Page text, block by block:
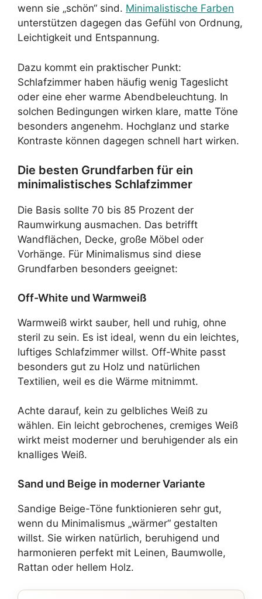
wenn sie „schön“ sind. Minimalistische Farben
unterstützen dagegen das Gefühl von Ordnung,
Leichtigkeit und Entspannung.
Dazu kommt ein praktischer Punkt:
Schlafzimmer haben häufig wenig Tageslicht
oder eine eher warme Abendbeleuchtung. In
solchen Bedingungen wirken klare, matte Töne
besonders angenehm. Hochglanz und starke
Kontraste können dagegen schnell hart wirken.
Die besten Grundfarben für ein
minimalistisches Schlafzimmer
Die Basis sollte 70 bis 85 Prozent der
Raumwirkung ausmachen. Das betrifft
Wandflächen, Decke, große Möbel oder
Vorhänge. Für Minimalismus sind diese
Grundfarben besonders geeignet:
Off-White und Warmweiß
Warmweiß wirkt sauber, hell und ruhig, ohne
steril zu sein. Es ist ideal, wenn du ein leichtes,
luftiges Schlafzimmer willst. Off-White passt
besonders gut zu Holz und natürlichen
Textilien, weil es die Wärme mitnimmt.
Achte darauf, kein zu gelbliches Weiß zu
wählen. Ein leicht gebrochenes, cremiges Weiß
wirkt meist moderner und beruhigender als ein
knalliges Weiß.
Sand und Beige in moderner Variante
Sandige Beige-Töne funktionieren sehr gut,
wenn du Minimalismus „wärmer“ gestalten
willst. Sie wirken natürlich, beruhigend und
harmonieren perfekt mit Leinen, Baumwolle,
Rattan oder hellem Holz.